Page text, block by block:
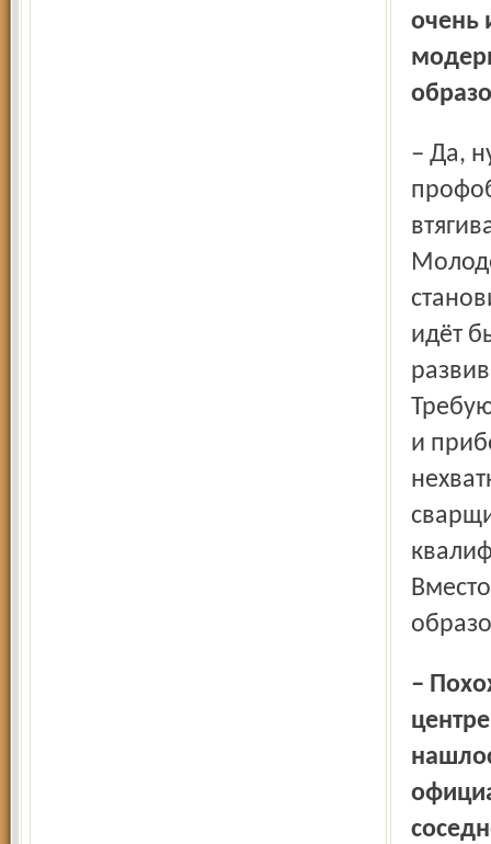
очень
– Да, нужна. По большому счёту, системы среднего
идёт
и
– Похожая история есть про Владимир. В этом областном